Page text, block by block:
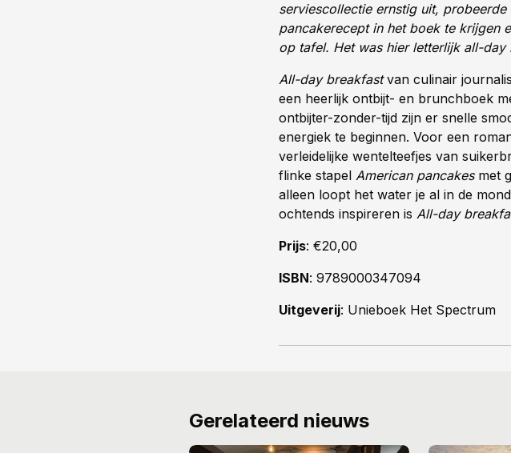
serviescollectie ernstig uit,
pancakerecept in het boek te krijgen
op tafel. Het was hier letterlijk all-day
All-day breakfastvan culinair
een heerlijk ontbijt- en brunchboek
ontbijter-zonder-tijd zijn er snelle
energiek te beginnen. Voor een
verleidelijke wentelteefjes van
flinke stapel American pancakesmet
alleen loopt het water je al in de
ochtends inspireren is All-day
Prijs: €20,00
ISBN: 9789000347094
Uitgeverij: Unieboek Het Spectrum
Gerelateerd nieuws